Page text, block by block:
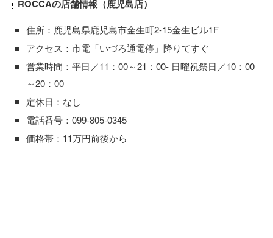
ROCCAの店舗情報（鹿児島店）
住所：鹿児島県鹿児島市金生町2-15金生ビル1F
アクセス：市電「いづろ通電停」降りてすぐ
営業時間：平日／11：00～21：00- 日曜祝祭日／10：00
～20：00
定休日：なし
電話番号：099-805-0345
価格帯：11万円前後から